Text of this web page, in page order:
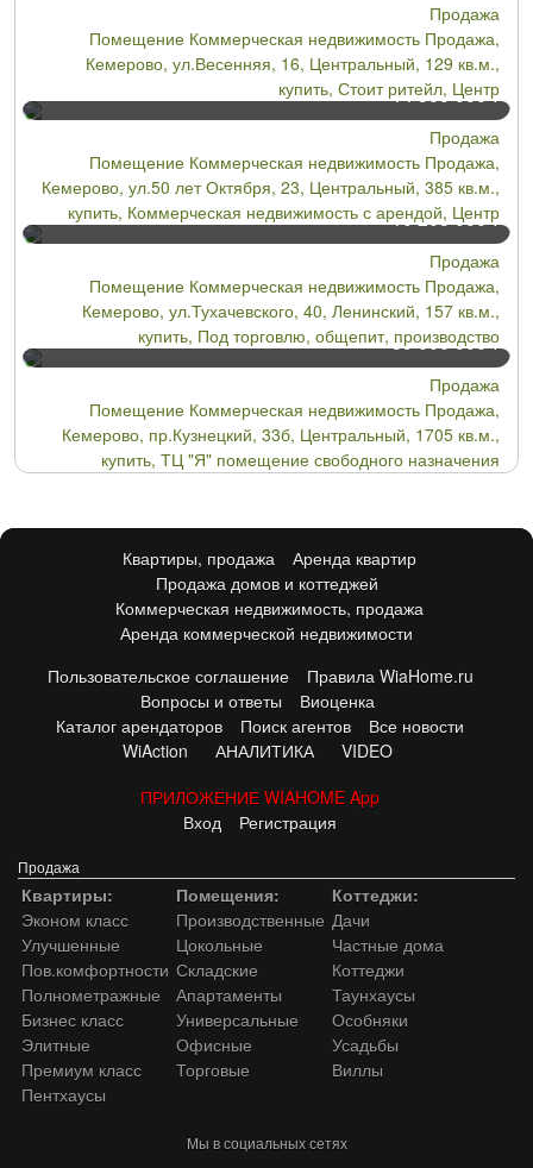
Продажа
Помещение Коммерческая недвижимость Продажа,
Кемерово, ул.Весенняя, 16, Центральный, 129 кв.м.,
купить, Стоит ритейл, Центр
14 500 000Р
Продажа
Помещение Коммерческая недвижимость Продажа,
Кемерово, ул.50 лет Октября, 23, Центральный, 385 кв.м.,
купить, Коммерческая недвижимость с арендой, Центр
10 205 000Р
Продажа
Помещение Коммерческая недвижимость Продажа,
Кемерово, ул.Тухачевского, 40, Ленинский, 157 кв.м.,
купить, Под торговлю, общепит, производство
59 000 000Р
Продажа
Помещение Коммерческая недвижимость Продажа,
Кемерово, пр.Кузнецкий, 33б, Центральный, 1705 кв.м.,
купить, ТЦ "Я" помещение свободного назначения
Квартиры, продажа
Аренда квартир
Продажа домов и коттеджей
Коммерческая недвижимость, продажа
Аренда коммерческой недвижимости
Пользовательское соглашение
Правила WiaHome.ru
Вопросы и ответы
Виоценка
Каталог арендаторов
Поиск агентов
Все новости
WiAction
АНАЛИТИКА
VIDEO
ПРИЛОЖЕНИЕ WIAHOME App
Вход
Регистрация
Продажа
Квартиры:
Эконом класс
Улучшенные
Пов.комфортности
Полнометражные
Бизнес класс
Элитные
Премиум класс
Пентхаусы
Помещения:
Производственные
Цокольные
Складские
Апартаменты
Универсальные
Офисные
Торговые
Коттеджи:
Дачи
Частные дома
Коттеджи
Таунхаусы
Особняки
Усадьбы
Виллы
Мы в социальных сетях